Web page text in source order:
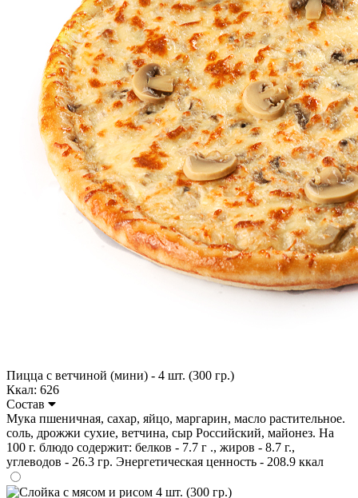
Пицца с ветчиной (мини) - 4 шт. (300 гр.)
Ккал: 626
Состав
Мука пшеничная, сахар, яйцо, маргарин, масло растительное.
соль, дрожжи сухие, ветчина, сыр Российский, майонез. На
100 г. блюдо содержит: белков - 7.7 г ., жиров - 8.7 г.,
углеводов - 26.3 гр. Энергетическая ценность - 208.9 ккал